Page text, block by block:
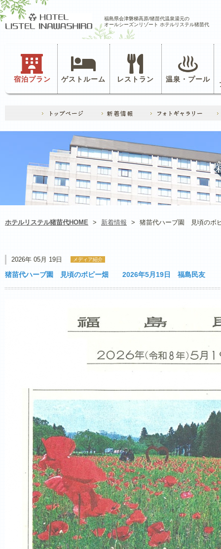
福島県会津磐梯高原/猪苗代温泉湯元の
オールシーズンリゾート ホテルリステル猪苗代
宿泊プラン ゲストルーム レストラン 温泉・プール
ホテルリステル猪苗代HOME > 新着情報 > 猪苗代ハーブ園 見頃の
2026年 05月 19日 メディア紹介
猪苗代ハーブ園 見頃のボピー畑 2026年5月19日 福島民友